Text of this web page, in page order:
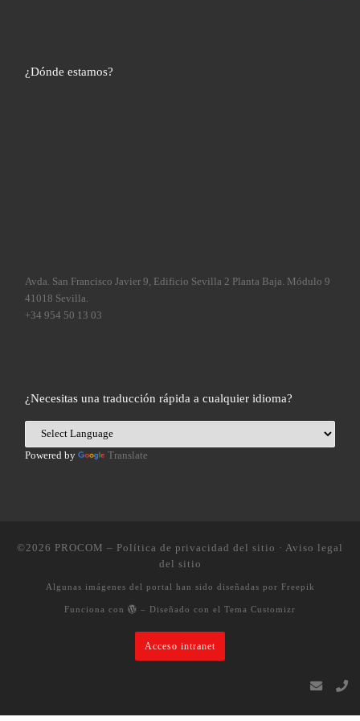
¿Dónde estamos?
Avda. San Francisco Javier 9, Edificio Sevilla 2 Planta Baja. Módulo 9
41018 Sevilla.
+34 954 50 13 03
¿Necesitas una traducción rápida a cualquier idioma?
Powered by Translate
©2026 PROCOM – Política de privacidad del sitio · Aviso legal
del sitio
Algunas imágenes del portal han sido diseñadas por Freepik
Funciona con – Diseñado con el Tema Customizr
Acceso intranet